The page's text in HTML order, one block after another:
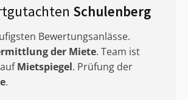
Schulenberg
Bewertungsanlässe.
der Miete. Team ist
Mietspiegel. Prüfung der
.